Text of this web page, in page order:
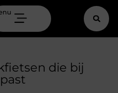
die bij